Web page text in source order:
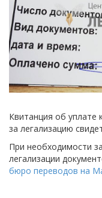
Квитанция об уплате
за легализацию
При необходимости
легализации
бюро переводов на